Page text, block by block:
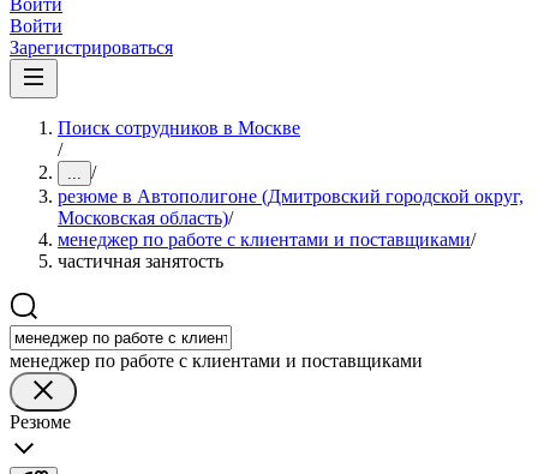
Войти
Войти
Зарегистрироваться
Поиск сотрудников в Москве
/
... /
резюме в Автополигоне (Дмитровский городской округ,
Московская область)/
менеджер по работе с клиентами и поставщиками/
частичная занятость
менеджер по работе с клиентами и поставщиками
Резюме